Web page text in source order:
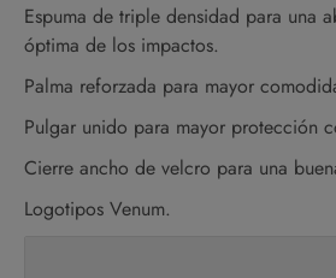
Espuma de triple densidad para una
óptima de los impactos.
Palma reforzada para mayor
Pulgar unido para mayor protección
Cierre ancho de velcro para una
Logotipos Venum.